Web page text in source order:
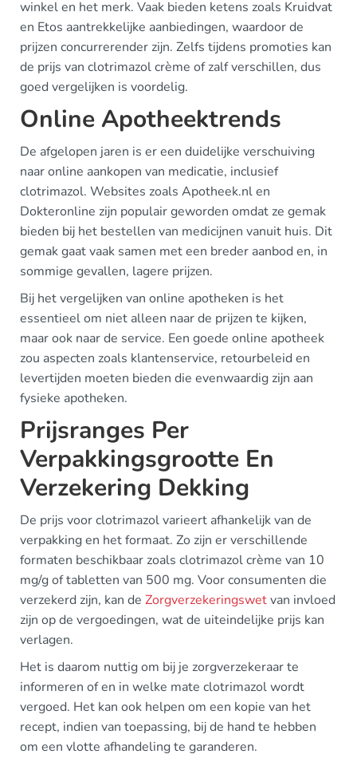
winkel en het merk. Vaak bieden ketens zoals Kruidvat
en Etos aantrekkelijke aanbiedingen, waardoor de
prijzen concurrerender zijn. Zelfs tijdens promoties kan
de prijs van clotrimazol crème of zalf verschillen, dus
goed vergelijken is voordelig.
Online Apotheektrends
De afgelopen jaren is er een duidelijke verschuiving
naar online aankopen van medicatie, inclusief
clotrimazol. Websites zoals Apotheek.nl en
Dokteronline zijn populair geworden omdat ze gemak
bieden bij het bestellen van medicijnen vanuit huis. Dit
gemak gaat vaak samen met een breder aanbod en, in
sommige gevallen, lagere prijzen.
Bij het vergelijken van online apotheken is het
essentieel om niet alleen naar de prijzen te kijken,
maar ook naar de service. Een goede online apotheek
zou aspecten zoals klantenservice, retourbeleid en
levertijden moeten bieden die evenwaardig zijn aan
fysieke apotheken.
Prijsranges Per
Verpakkingsgrootte En
Verzekering Dekking
De prijs voor clotrimazol varieert afhankelijk van de
verpakking en het formaat. Zo zijn er verschillende
formaten beschikbaar zoals clotrimazol crème van 10
mg/g of tabletten van 500 mg. Voor consumenten die
verzekerd zijn, kan de Zorgverzekeringswetvan invloed
zijn op de vergoedingen, wat de uiteindelijke prijs kan
verlagen.
Het is daarom nuttig om bij je zorgverzekeraar te
informeren of en in welke mate clotrimazol wordt
vergoed. Het kan ook helpen om een kopie van het
recept, indien van toepassing, bij de hand te hebben
om een vlotte afhandeling te garanderen.